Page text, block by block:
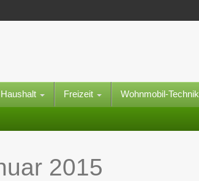
Haushalt Freizeit Wohnmobil-Technik
2015